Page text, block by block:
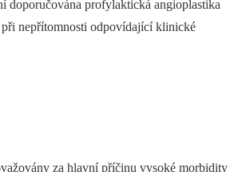
doporučována profylaktická angioplastika
nepřítomnosti odpovídající klinické
za hlavní příčinu vysoké morbidity